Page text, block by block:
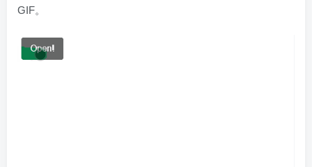
GIF。